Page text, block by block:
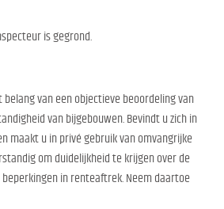
is gegrond.
van een objectieve beoordeling van
van bijgebouwen. Bevindt u zich in
maakt u in privé gebruik van omvangrijke
om duidelijkheid te krijgen over de
in renteaftrek. Neem daartoe